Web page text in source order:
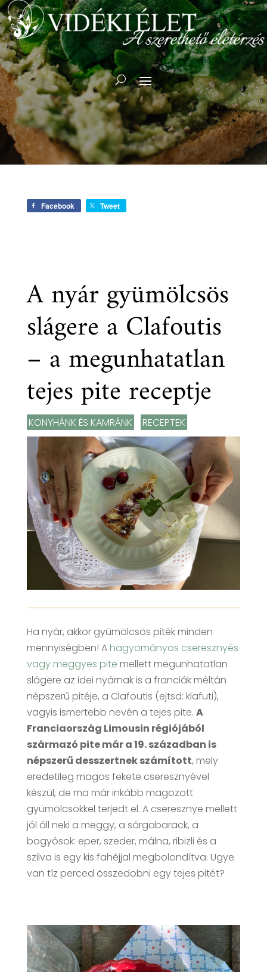
Facebook Tweet
A nyár gyümölcsös
slágere a Clafoutis
– a megunhatatlan
tejes pite receptje
KONYHÁNK ÉS KAMRÁNK RECEPTEK
Ha nyár, akkor gyümölcsös piték minden
mennyiségben! A hagyományos cseresznyés
vagy meggyes pite mellett megunhatatlan
slágere az idei nyárnak is a franciák méltán
népszerű pitéje, a Clafoutis (ejtsd: klafuti),
vagyis ismertebb nevén a tejes pite. A
Franciaország Limousin régiójából
származó pite már a 19. században is
népszerű desszertnek számított, mely
eredetileg magos fekete cseresznyével
készül, de ma már inkább magozott
gyümölcsökkel terjedt el. A cseresznye mellett
jól áll neki a meggy, a sárgabarack, a
bogyósok: eper, szeder, málna, ribizli és a
szilva is egy kis fahéjjal megbolondítva. Ugye
van tíz perced összedobni egy tejes pitét?